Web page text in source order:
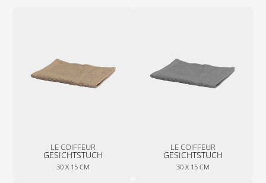
LE COIFFEUR
GESICHTSTUCH
30 X 15 CM
LE COIFFEUR
GESICHTSTUCH
30 X 15 CM